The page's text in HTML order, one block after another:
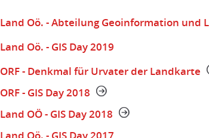
Land Oö. - Abteilung Geoinformation und
Land Oö. - GIS Day 2019
ORF - Denkmal für Urvater der Landkarte
ORF - GIS Day 2018
Land OÖ - GIS Day 2018
Land Oö. - GIS Day 2017